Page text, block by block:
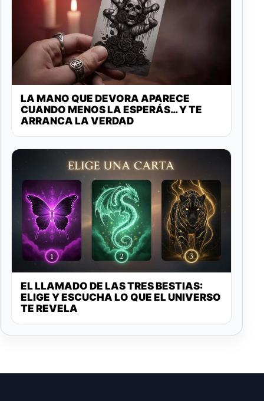
LA MANO QUE DEVORA APARECE
CUANDO MENOS LA ESPERÁS… Y TE
ARRANCA LA VERDAD
EL LLAMADO DE LAS TRES BESTIAS:
ELIGE Y ESCUCHA LO QUE EL UNIVERSO
TE REVELA